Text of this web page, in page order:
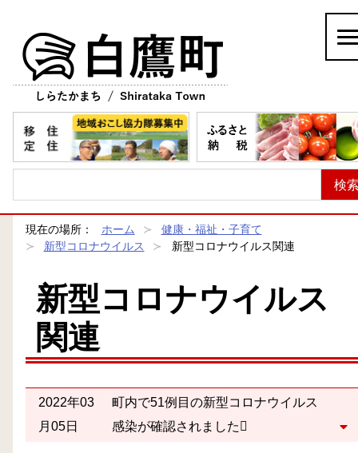
現在の場所： ホーム
健康・福祉・子育て
新型コロナウイルス
新型コロナウイルス関連
新型コロナウイルス
関連
2022年03
月05日
町内で51例目の新型コロナウイルス
感染が確認されました